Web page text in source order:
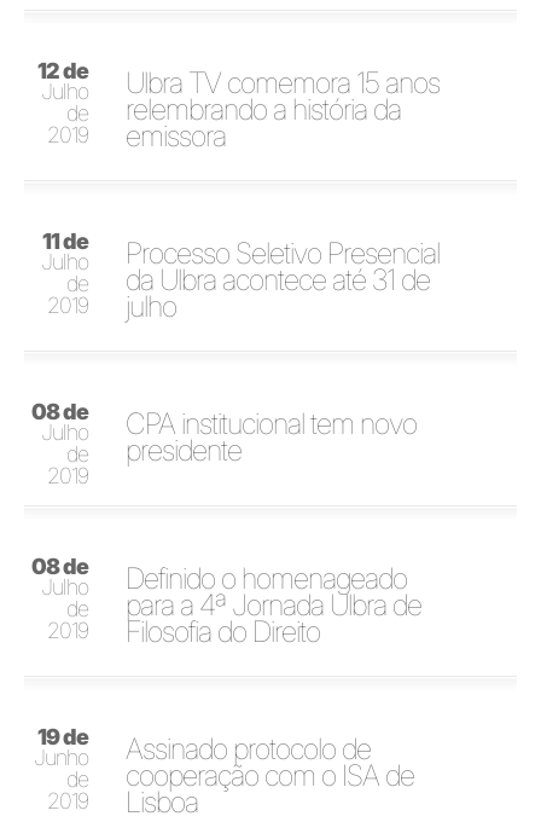
12 de
Julho
de
2019
Ulbra TV comemora 15 anos
relembrando a história da
emissora
11 de
Julho
de
2019
Processo Seletivo Presencial
da Ulbra acontece até 31 de
julho
08 de
Julho
de
2019
CPA institucional tem novo
presidente
08 de
Julho
de
2019
Definido o homenageado
para a 4ª Jornada Ulbra de
Filosofia do Direito
19 de
Junho
de
2019
Assinado protocolo de
cooperação com o ISA de
Lisboa